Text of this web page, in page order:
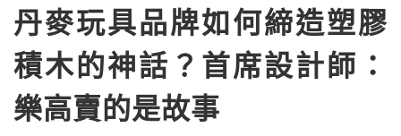
丹麥玩具品牌如何締造塑膠
積木的神話？首席設計師：
樂高賣的是故事